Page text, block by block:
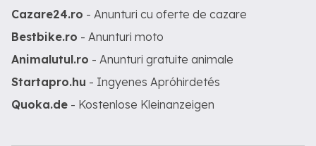
Cazare24.ro - Anunturi cu oferte de cazare
Bestbike.ro - Anunturi moto
Animalutul.ro - Anunturi gratuite animale
Startapro.hu - Ingyenes Apróhirdetés
Quoka.de - Kostenlose Kleinanzeigen